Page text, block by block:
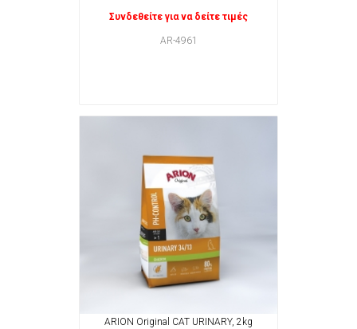
Συνδεθείτε για να δείτε τιμές
AR-4961
ARION Original CAT URINARY, 2kg